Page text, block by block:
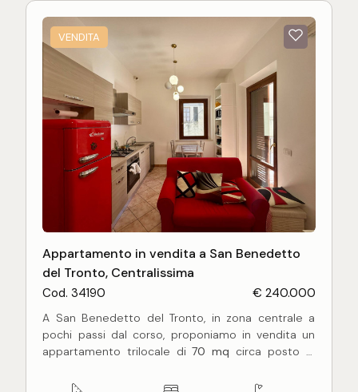
VENDITA
Appartamento in vendita a San Benedetto
del Tronto, Centralissima
Cod. 34190 € 240.000
A San Benedetto del Tronto, in zona centrale a
pochi passi dal corso, proponiamo in vendita un
appartamento trilocale di70 mq circa posto al
completamente ristrutturata negli anni 2000.